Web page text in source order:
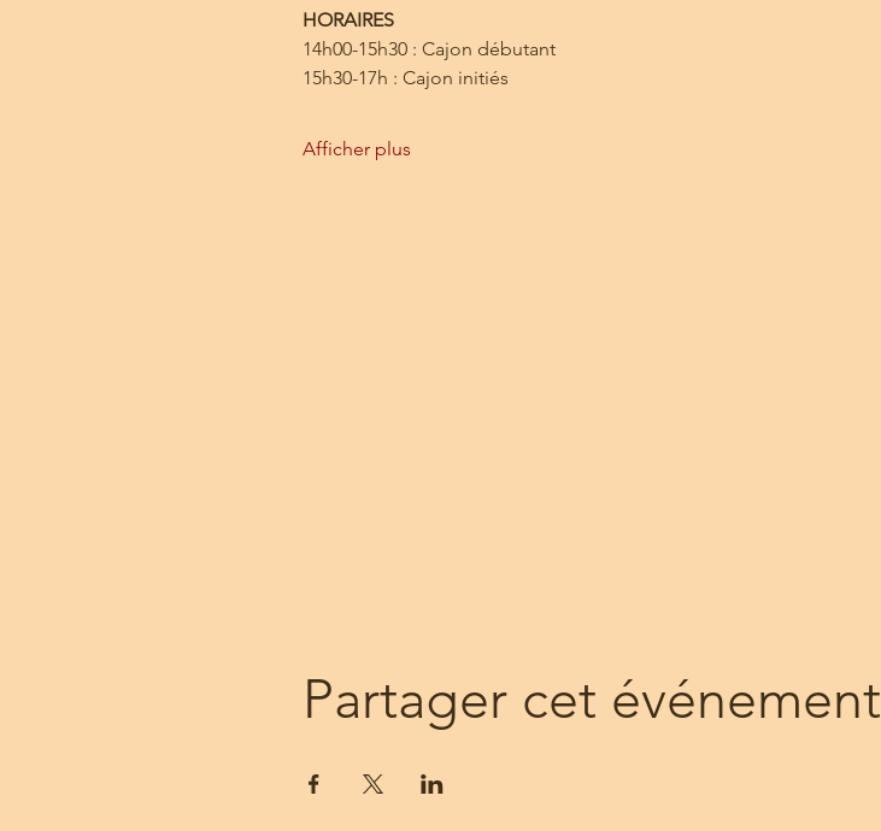
HORAIRES
14h00-15h30 : Cajon débutant
15h30-17h : Cajon initiés
Afficher plus
Partager cet événement